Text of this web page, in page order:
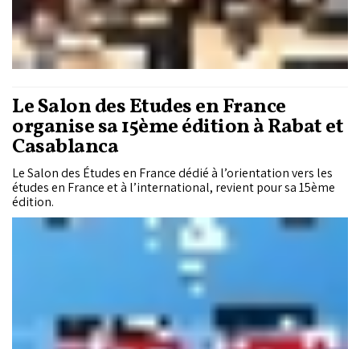
Le Salon des Études en France
organise sa 15ème édition à Rabat et
Casablanca
Le Salon des Études en France dédié à l’orientation vers les
études en France et à l’international, revient pour sa 15ème
édition.